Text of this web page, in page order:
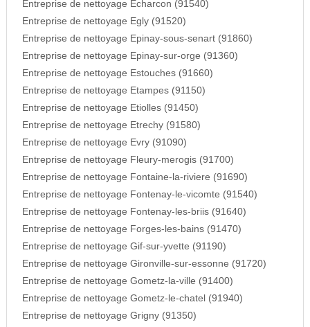
Entreprise de nettoyage Echarcon (91540)
Entreprise de nettoyage Egly (91520)
Entreprise de nettoyage Epinay-sous-senart (91860)
Entreprise de nettoyage Epinay-sur-orge (91360)
Entreprise de nettoyage Estouches (91660)
Entreprise de nettoyage Etampes (91150)
Entreprise de nettoyage Etiolles (91450)
Entreprise de nettoyage Etrechy (91580)
Entreprise de nettoyage Evry (91090)
Entreprise de nettoyage Fleury-merogis (91700)
Entreprise de nettoyage Fontaine-la-riviere (91690)
Entreprise de nettoyage Fontenay-le-vicomte (91540)
Entreprise de nettoyage Fontenay-les-briis (91640)
Entreprise de nettoyage Forges-les-bains (91470)
Entreprise de nettoyage Gif-sur-yvette (91190)
Entreprise de nettoyage Gironville-sur-essonne (91720)
Entreprise de nettoyage Gometz-la-ville (91400)
Entreprise de nettoyage Gometz-le-chatel (91940)
Entreprise de nettoyage Grigny (91350)